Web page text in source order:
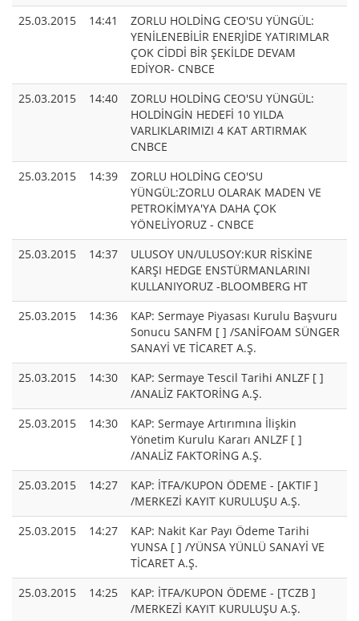
25.03.2015
14:41
ZORLU HOLDİNG CEO'SU YÜNGÜL:
YENİLENEBİLİR ENERJİDE YATIRIMLAR
ÇOK CİDDİ BİR ŞEKİLDE DEVAM
EDİYOR- CNBCE
25.03.2015
14:40
ZORLU HOLDİNG CEO'SU YÜNGÜL:
HOLDİNGİN HEDEFİ 10 YILDA
VARLIKLARIMIZI 4 KAT ARTIRMAK
CNBCE
25.03.2015
14:39
ZORLU HOLDİNG CEO'SU
YÜNGÜL:ZORLU OLARAK MADEN VE
PETROKİMYA'YA DAHA ÇOK
YÖNELİYORUZ - CNBCE
25.03.2015
14:37
ULUSOY UN/ULUSOY:KUR RİSKİNE
KARŞI HEDGE ENSTÜRMANLARINI
KULLANIYORUZ -BLOOMBERG HT
25.03.2015
14:36
KAP: Sermaye Piyasası Kurulu Başvuru
Sonucu SANFM [ ] /SANİFOAM SÜNGER
SANAYİ VE TİCARET A.Ş.
25.03.2015
14:30
KAP: Sermaye Tescil Tarihi ANLZF [ ]
/ANALİZ FAKTORİNG A.Ş.
25.03.2015
14:30
KAP: Sermaye Artırımına İlişkin
Yönetim Kurulu Kararı ANLZF [ ]
/ANALİZ FAKTORİNG A.Ş.
25.03.2015
14:27
KAP: İTFA/KUPON ÖDEME - [AKTIF ]
/MERKEZİ KAYIT KURULUŞU A.Ş.
25.03.2015
14:27
KAP: Nakit Kar Payı Ödeme Tarihi
YUNSA [ ] /YÜNSA YÜNLÜ SANAYİ VE
TİCARET A.Ş.
25.03.2015
14:25
KAP: İTFA/KUPON ÖDEME - [TCZB ]
/MERKEZİ KAYIT KURULUŞU A.Ş.